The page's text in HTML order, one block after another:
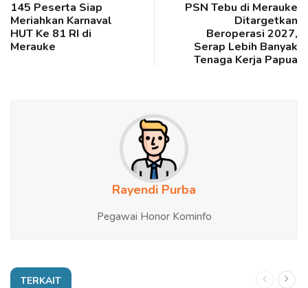
145 Peserta Siap
Meriahkan Karnaval
HUT Ke 81 RI di
Merauke
PSN Tebu di Merauke
Ditargetkan
Beroperasi 2027,
Serap Lebih Banyak
Tenaga Kerja Papua
Rayendi Purba
Pegawai Honor Kominfo
TERKAIT